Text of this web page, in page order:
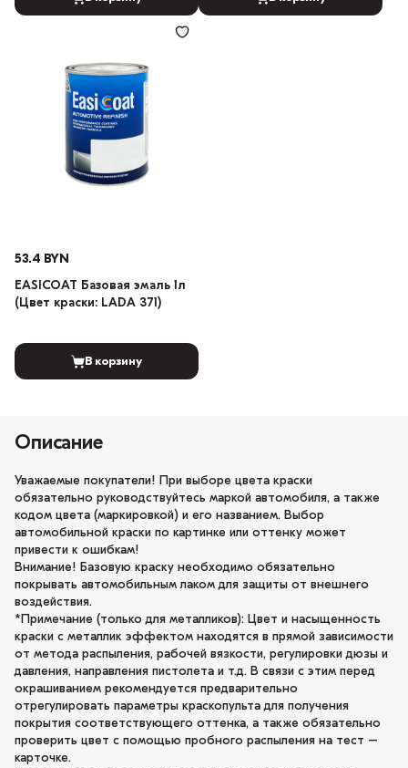
53.4 BYN
EASICOAT Базовая эмаль 1л
(Цвет краски: LADA 371)
В корзину
Описание
Уважаемые покупатели! При выборе цвета краски
обязательно руководствуйтесь маркой автомобиля, а также
кодом цвета (маркировкой) и его названием. Выбор
автомобильной краски по картинке или оттенку может
привести к ошибкам!
Внимание! Базовую краску необходимо обязательно
покрывать автомобильным лаком для защиты от внешнего
воздействия.
*Примечание (только для металликов): Цвет и насыщенность
краски с металлик эффектом находятся в прямой зависимости
от метода распыления, рабочей вязкости, регулировки дюзы и
давления, направления пистолета и т.д. В связи с этим перед
окрашиванием рекомендуется предварительно
отрегулировать параметры краскопульта для получения
покрытия соответствующего оттенка, а также обязательно
проверить цвет с помощью пробного распыления на тест –
карточке.